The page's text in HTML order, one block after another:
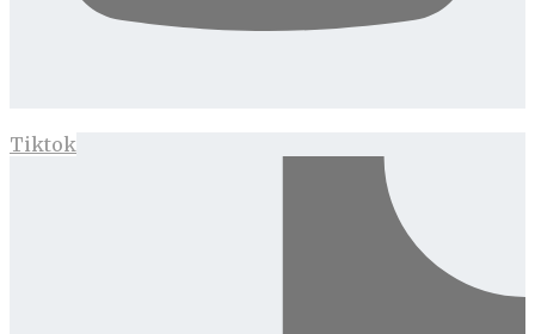
Tiktok